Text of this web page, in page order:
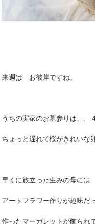
来週は お彼岸ですね。
うちの実家のお墓参りは、、
ちょっと遅れて桜がきれいな
早くに旅立った生みの母に
アートフラワー作りが趣味だ
作ったマーガレットが飾ら